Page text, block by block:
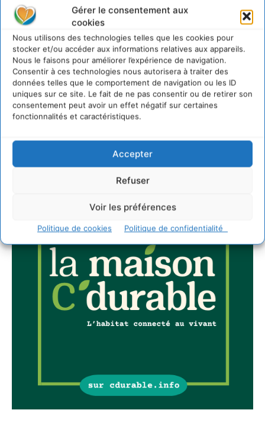
Gérer le consentement aux
cookies
Nous utilisons des technologies telles que les cookies pour
stocker et/ou accéder aux informations relatives aux appareils.
Nous le faisons pour améliorer l’expérience de navigation.
Consentir à ces technologies nous autorisera à traiter des
données telles que le comportement de navigation ou les ID
uniques sur ce site. Le fait de ne pas consentir ou de retirer son
consentement peut avoir un effet négatif sur certaines
fonctionnalités et caractéristiques.
Accepter
Refuser
Voir les préférences
Politique de cookies Politique de confidentialité
Newsletter